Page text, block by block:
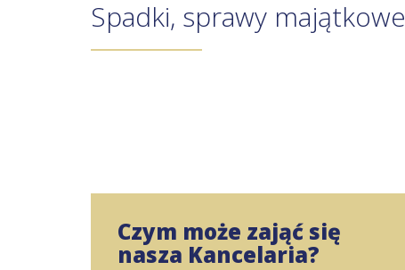
Spadki, sprawy majątkowe
Czym może zająć się
nasza Kancelaria?